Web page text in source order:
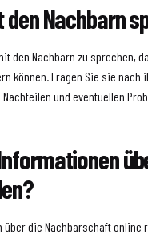
Nachbarn
den Nachbarn zu sprechen,
können. Fragen Sie sie nach
und eventuellen
die Nachbarschaft online